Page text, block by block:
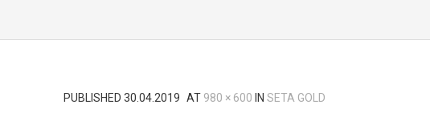
PUBLISHED 30.04.2019 AT 980 × 600 IN SETA GOLD